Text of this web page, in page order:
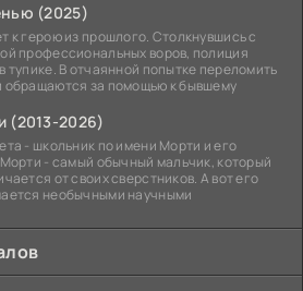
(2025)
к герою из прошлого. Столкнувшись с
профессиональных воров, полиция
тупике. В отчаянной попытке переломить
обращаются за помощью к бывшему
(2013-2026)
- школьник по имени Морти и его
- самый обычный мальчик, который
от своих сверстников. А вот его
необычными научными